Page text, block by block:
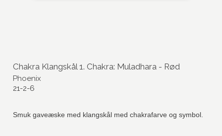
Chakra Klangskål 1. Chakra: Muladhara - Rød
Phoenix
21-2-6
Smuk gaveæske med klangskål med chakrafarve og symbol.